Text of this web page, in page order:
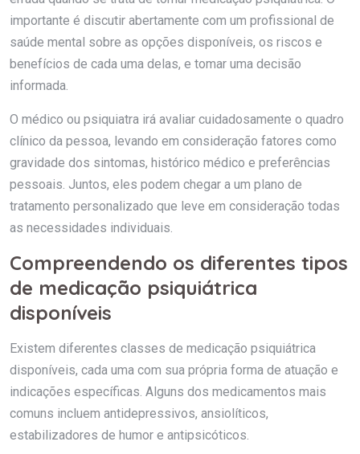
importante é discutir abertamente com um profissional de
saúde mental sobre as opções disponíveis, os riscos e
benefícios de cada uma delas, e tomar uma decisão
informada.
O médico ou psiquiatra irá avaliar cuidadosamente o quadro
clínico da pessoa, levando em consideração fatores como
gravidade dos sintomas, histórico médico e preferências
pessoais. Juntos, eles podem chegar a um plano de
tratamento personalizado que leve em consideração todas
as necessidades individuais.
Compreendendo os diferentes tipos
de medicação psiquiátrica
disponíveis
Existem diferentes classes de medicação psiquiátrica
disponíveis, cada uma com sua própria forma de atuação e
indicações específicas. Alguns dos medicamentos mais
comuns incluem antidepressivos, ansiolíticos,
estabilizadores de humor e antipsicóticos.